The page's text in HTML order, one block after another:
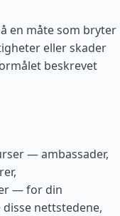
en måte som bryter
eller skader
beskrevet
— ambassader,
— for din
nettstedene,